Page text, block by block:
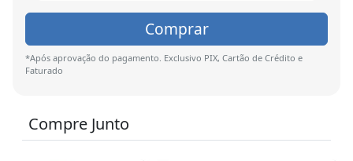
Comprar
*Após aprovação do pagamento. Exclusivo PIX, Cartão de Crédito e
Faturado
Compre Junto